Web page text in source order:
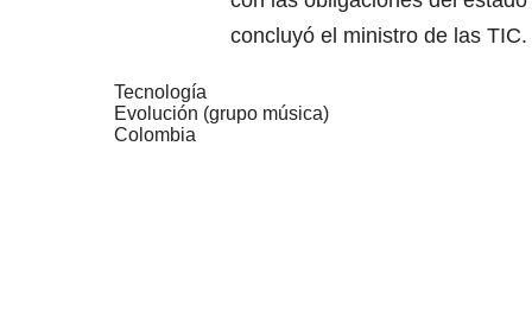
concluyó el ministro de las TIC.
Tecnología
Evolución (grupo música)
Colombia